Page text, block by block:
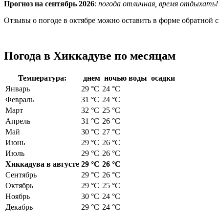
Прогноз на сентябрь 2026: погода отличная, время отдыхать!
Отзывы о погоде в октябре можно оставить в форме обратной
Погода в Хиккадуве по месяцам
Температура: днем ночью воды осадки
Январь
29 °C 24 °C
Февраль
31 °C 24 °C
Март
32 °C 25 °C
Апрель
31 °C 26 °C
Май
30 °C 27 °C
Июнь
29 °C 26 °C
Июль
29 °C 26 °C
Хиккадува в августе 29 °C 26 °C
Сентябрь
29 °C 26 °C
Октябрь
29 °C 25 °C
Ноябрь
30 °C 24 °C
Декабрь
29 °C 24 °C